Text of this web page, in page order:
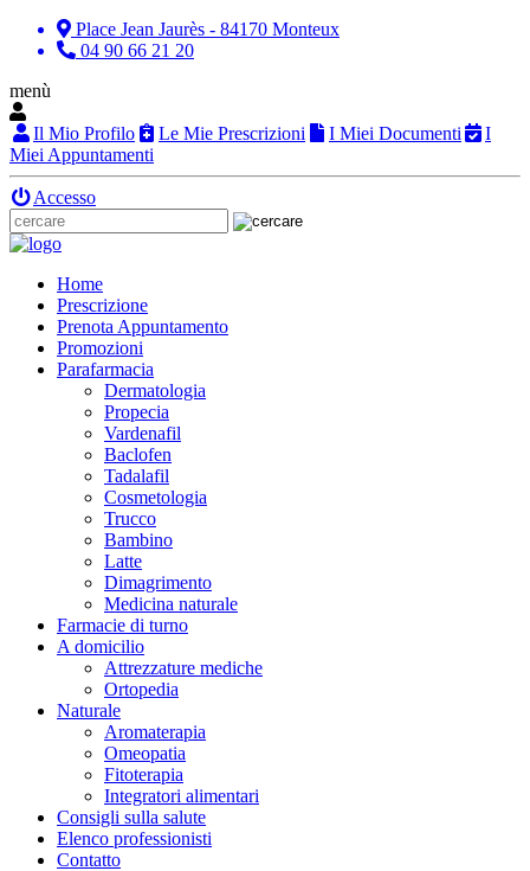
Place Jean Jaurès - 84170 Monteux
04 90 66 21 20
menù
Il Mio Profilo Le Mie Prescrizioni I Miei Documenti
I
Miei Appuntamenti
Accesso
Home
Prescrizione
Prenota Appuntamento
Promozioni
Parafarmacia
Dermatologia
Propecia
Vardenafil
Baclofen
Tadalafil
Cosmetologia
Trucco
Bambino
Latte
Dimagrimento
Medicina naturale
Farmacie di turno
A domicilio
Attrezzature mediche
Ortopedia
Naturale
Aromaterapia
Omeopatia
Fitoterapia
Integratori alimentari
Consigli sulla salute
Elenco professionisti
Contatto